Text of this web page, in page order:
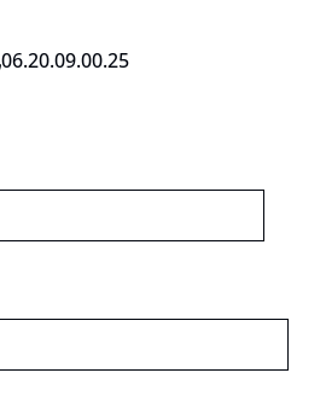
06.20.09.00.25